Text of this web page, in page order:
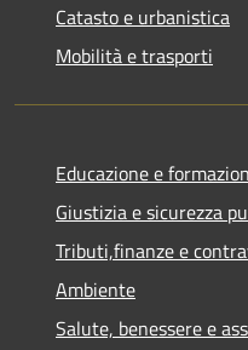
Catasto e urbanistica
Mobilità e trasporti
Educazione e
Giustizia e sicurezza
Tributi,finanze e
Ambiente
Salute, benessere e